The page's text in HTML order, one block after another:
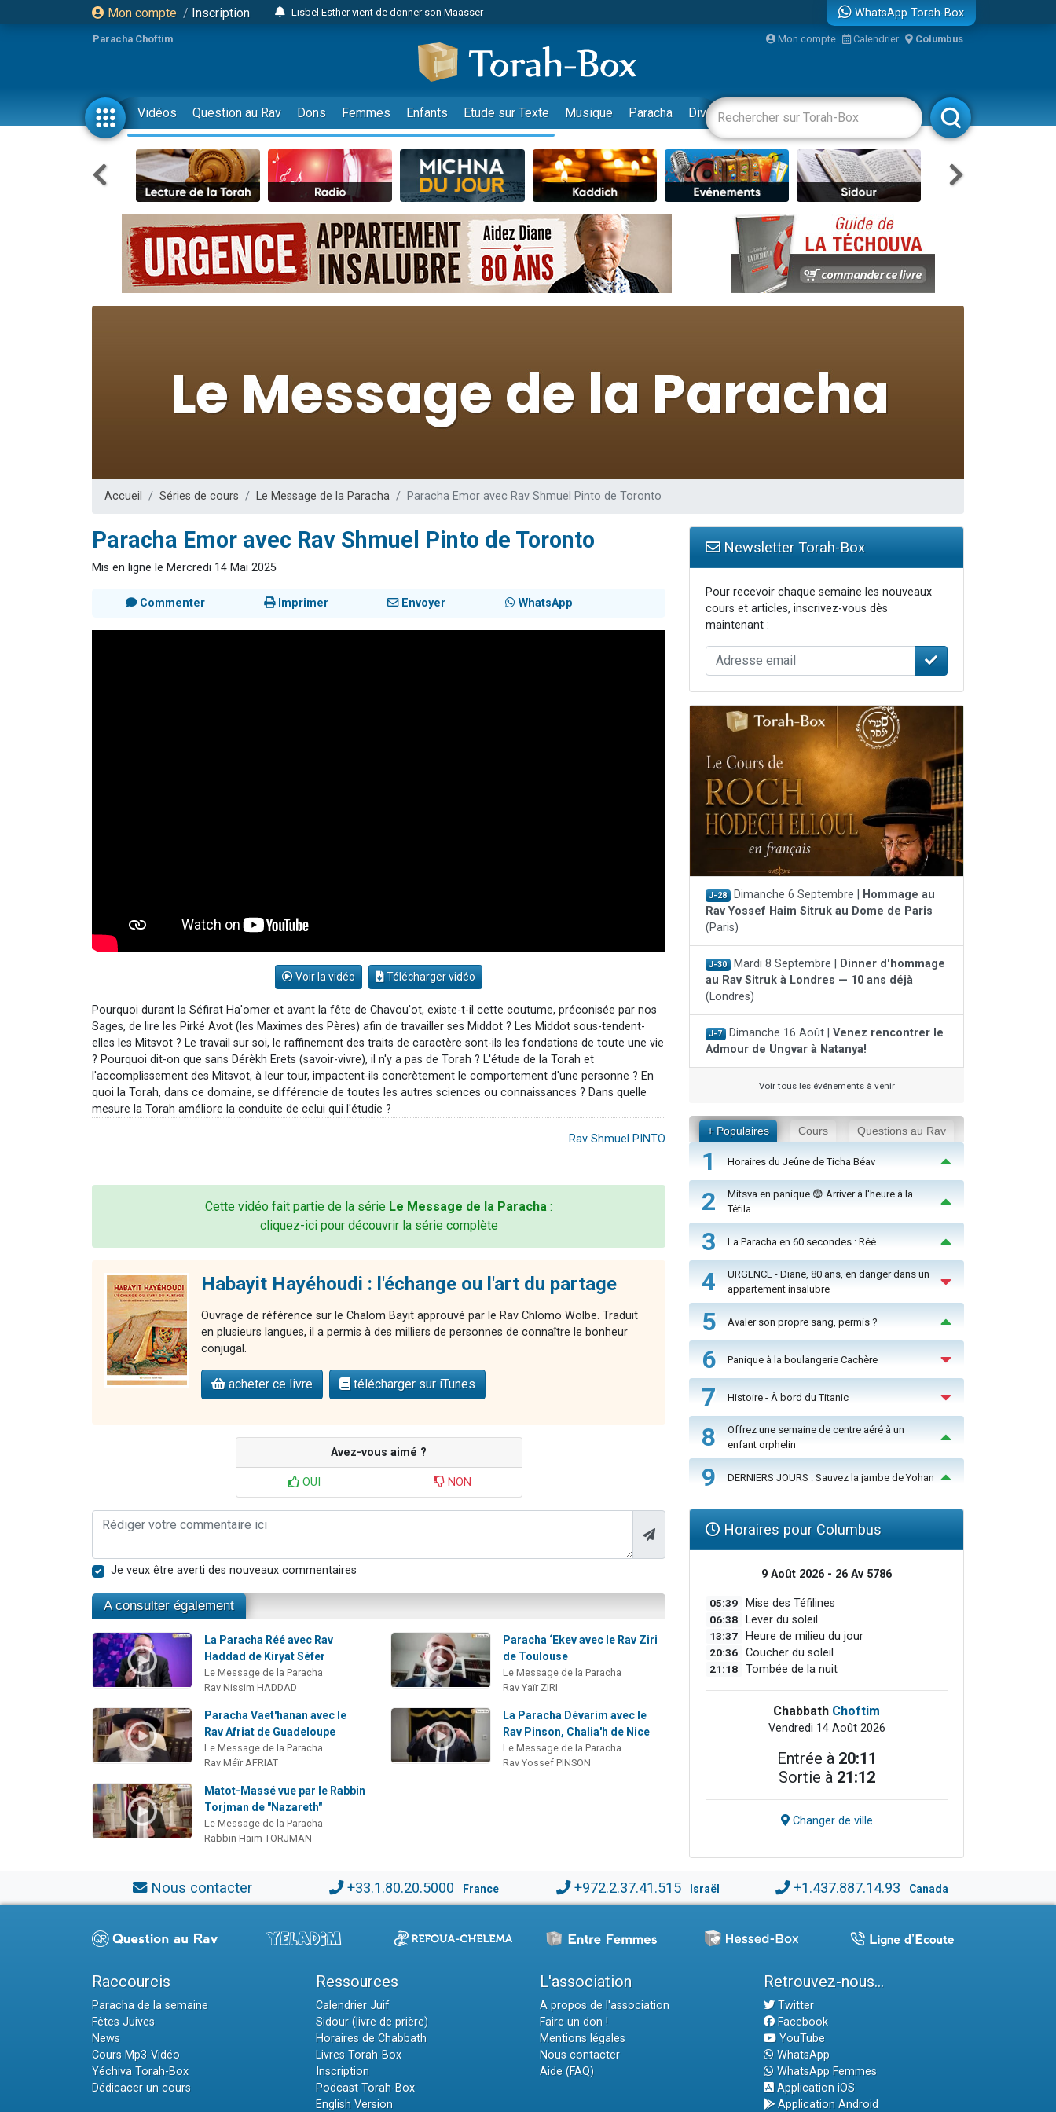
Mon compte / Inscription
Lisbel Esther vient de donner son Maasser
3 personnes viennent de nous rejoindre sur WhatsApp
11 personnes viennent de demander une bénédiction
3 personnes viennent de faire un don pour Diane, 80 ans, dans un appartement insalubre
Il reste 49 places pour étudier en groupe sur Zoom
2 personnes viennent de nous rejoindre sur WhatsApp
29 personnes viennent de demander une bénédiction
Il reste 49 places pour étudier en groupe sur Zoom
2 personnes viennent de nous rejoindre sur WhatsApp
6 personnes viennent de nous rejoindre sur WhatsApp
4 personnes viennent de faire un don pour Reloger Rivka, 6 enfants, victime de violences...
2 personnes viennent de faire un don pour 1 Journée de Vacances Pour les Enfants
Eva vient de donner son Maasser
4 personnes viennent de nous rejoindre sur WhatsApp
WhatsApp Torah-Box
Paracha Choftim Mon compte Calendrier Columbus
Vidéos Question au Rav Dons Femmes Enfants Etude sur Texte Musique Paracha Divertissements Livres Rabbanim
Accueil Séries de cours Le Message de la Paracha Paracha Emor avec Rav Shmuel Pinto de Toronto
Paracha Emor avec Rav Shmuel Pinto de Toronto
Mis en ligne le Mercredi 14 Mai 2025
Commenter Imprimer Envoyer WhatsApp
Voir la vidéo Télécharger vidéo
Pourquoi durant la Séfirat Ha'omer et avant la fête de Chavou'ot, existe-t-il cette coutume, préconisée par nos
Sages, de lire les Pirké Avot (les Maximes des Pères) afin de travailler ses Middot ? Les Middot sous-tendent-
elles les Mitsvot ? Le travail sur soi, le raffinement des traits de caractère sont-ils les fondations de toute une vie
? Pourquoi dit-on que sans Dérèkh Erets (savoir-vivre), il n'y a pas de Torah ? L'étude de la Torah et
l'accomplissement des Mitsvot, à leur tour, impactent-ils concrètement le comportement d'une personne ? En
quoi la Torah, dans ce domaine, se différencie de toutes les autres sciences ou connaissances ? Dans quelle
mesure la Torah améliore la conduite de celui qui l'étudie ?
Rav Shmuel PINTO
Cette vidéo fait partie de la série Le Message de la Paracha :
cliquez-ici pour découvrir la série complète
Habayit Hayéhoudi : l'échange ou l'art du partage
Ouvrage de référence sur le Chalom Bayit approuvé par le Rav Chlomo Wolbe. Traduit
en plusieurs langues, il a permis à des milliers de personnes de connaître le bonheur
conjugal.
acheter ce livre télécharger sur iTunes
Avez-vous aimé ?
OUI NON
Je veux être averti des nouveaux commentaires
A consulter également
La Paracha Réé avec Rav
Haddad de Kiryat Séfer
Le Message de la Paracha
Rav Nissim HADDAD
Paracha ‘Ekev avec le Rav Ziri
de Toulouse
Le Message de la Paracha
Rav Yaïr ZIRI
Paracha Vaet'hanan avec le
Rav Afriat de Guadeloupe
Le Message de la Paracha
Rav Méïr AFRIAT
La Paracha Dévarim avec le
Rav Pinson, Chalia'h de Nice
Le Message de la Paracha
Rav Yossef PINSON
Matot-Massé vue par le Rabbin
Torjman de "Nazareth"
Le Message de la Paracha
Rabbin Haim TORJMAN
Newsletter Torah-Box
Pour recevoir chaque semaine les nouveaux
cours et articles, inscrivez-vous dès
maintenant :
J-28 Dimanche 6 Septembre |
Hommage au
Rav Yossef Haim Sitruk au Dome de Paris
(Paris)
J-30 Mardi 8 Septembre |
Dinner d'hommage
au Rav Sitruk à Londres — 10 ans déjà
(Londres)
J-7 Dimanche 16 Août | Venez rencontrer le
Admour de Ungvar à Natanya!
Voir tous les événements à venir
+ Populaires Cours Questions au Rav
1 Horaires du Jeûne de Ticha Béav
2
Mitsva en panique 😨 Arriver à l'heure à la
Téfila
3 La Paracha en 60 secondes : Réé
4
URGENCE - Diane, 80 ans, en danger dans un
appartement insalubre
5 Avaler son propre sang, permis ?
6 Panique à la boulangerie Cachère
7 Histoire - À bord du Titanic
8
Offrez une semaine de centre aéré à un
enfant orphelin
9 DERNIERS JOURS : Sauvez la jambe de Yohan
Horaires pour Columbus
9 Août 2026 - 26 Av 5786
05:39 Mise des Téfilines
06:38 Lever du soleil
13:37 Heure de milieu du jour
20:36 Coucher du soleil
21:18 Tombée de la nuit
Chabbath Choftim
Vendredi 14 Août 2026
Entrée à 20:11
Sortie à 21:12
Changer de ville
Nous contacter +33.1.80.20.5000 France +972.2.37.41.515 Israël +1.437.887.14.93 Canada
Raccourcis
Paracha de la semaine
Fêtes Juives
News
Cours Mp3-Vidéo
Yéchiva Torah-Box
Dédicacer un cours
Ressources
Calendrier Juif
Sidour (livre de prière)
Horaires de Chabbath
Livres Torah-Box
Inscription
Podcast Torah-Box
English Version
L'association
A propos de l'association
Faire un don !
Mentions légales
Nous contacter
Aide (FAQ)
Retrouvez-nous...
Twitter
Facebook
YouTube
WhatsApp
WhatsApp Femmes
Application iOS
Application Android